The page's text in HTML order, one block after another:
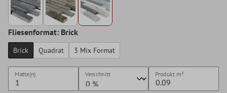
Fliesenformat: Brick
Brick Quadrat 3 Mix Format
Matte(n) Verschnitt Produkt m²